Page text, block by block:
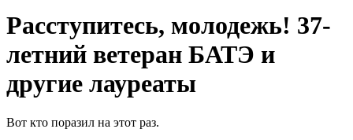
Расступитесь, молодежь! 37-
летний ветеран БАТЭ и
другие лауреаты
Вот кто поразил на этот раз.